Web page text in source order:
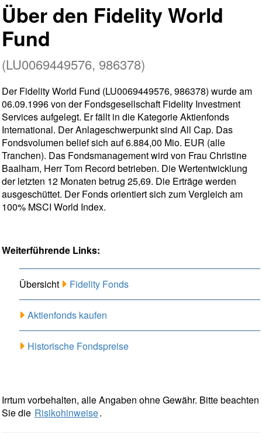
Über den Fidelity World
Fund
(LU0069449576, 986378)
Der Fidelity World Fund (LU0069449576, 986378) wurde am
06.09.1996 von der Fondsgesellschaft Fidelity Investment
Services aufgelegt. Er fällt in die Kategorie Aktienfonds
International. Der Anlageschwerpunkt sind All Cap. Das
Fondsvolumen belief sich auf 6.884,00 Mio. EUR (alle
Tranchen). Das Fondsmanagement wird von Frau Christine
Baalham, Herr Tom Record betrieben. Die Wertentwicklung
der letzten 12 Monaten betrug 25,69. Die Erträge werden
ausgeschüttet. Der Fonds orientiert sich zum Vergleich am
100% MSCI World Index.
Weiterführende Links:
Übersicht Fidelity Fonds
Aktienfonds kaufen
Historische Fondspreise
Irrtum vorbehalten, alle Angaben ohne Gewähr. Bitte beachten
Sie die Risikohinweise.